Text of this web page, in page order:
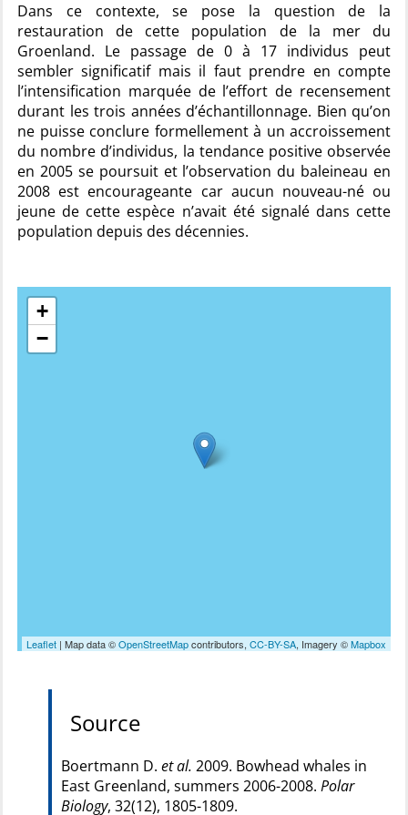
Dans ce contexte, se pose la question de la
restauration de cette population de la mer du
Groenland. Le passage de 0 à 17 individus peut
sembler significatif mais il faut prendre en compte
l’intensification marquée de l’effort de recensement
durant les trois années d’échantillonnage. Bien qu’on
ne puisse conclure formellement à un accroissement
du nombre d’individus, la tendance positive observée
en 2005 se poursuit et l’observation du baleineau en
2008 est encourageante car aucun nouveau-né ou
jeune de cette espèce n’avait été signalé dans cette
population depuis des décennies.
+
−
Leaflet | Map data ©OpenStreetMapcontributors, CC-BY-SA, Imagery ©Mapbox
Source
Boertmann D. et al. 2009. Bowhead whales in
East Greenland, summers 2006-2008. Polar
Biology, 32(12), 1805-1809.